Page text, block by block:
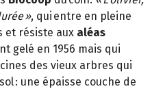
», qui entre en pleine
et résiste aux aléas
gelé en 1956 mais qui
des vieux arbres qui
: une épaisse couche de